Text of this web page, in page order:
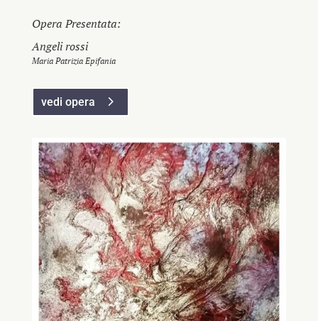
Opera Presentata:
Angeli rossi
Maria Patrizia Epifania
vedi opera